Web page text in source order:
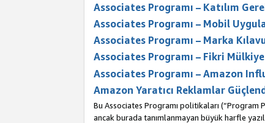
Associates Programı – Katılım
Associates Programı – Mobil
Associates Programı – Marka
Associates Programı – Fikri
Associates Programı – Amazon
Amazon Yaratıcı Reklamlar
Bu Associates Programı politikaları (“Program
ancak burada tanımlanmayan büyük harfle